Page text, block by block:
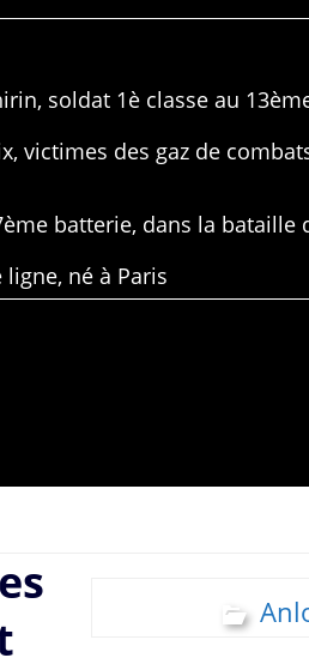
soldat 1è classe au
victimes des gaz de
batterie, dans la bataille
né à Paris